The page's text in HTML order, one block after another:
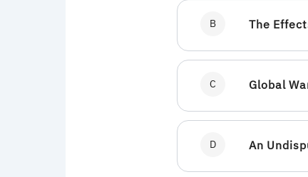
B The
C Global
D An